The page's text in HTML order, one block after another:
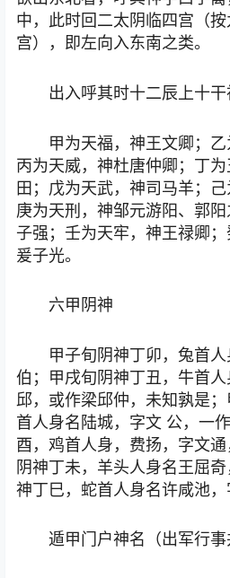
中，此时回二太阴临四宫（
宫），即左向入东南之类。
出入呼其时十二辰上十干
甲为天福，神王文卿；乙
丙为天威，神杜唐仲卿；丁
田；戊为天武，神司马羊；己
庚为天刑，神邹元游阳、郭
子强；壬为天牢，神王禄卿；
爰子光。
六甲阴神
甲子旬阴神丁卯，兔首
伯；甲戌旬阴神丁丑，牛首
邱，或作梁邱仲，未知孰是
首人身名陆城，字文 公，一
酉，鸡首人身，费扬，字文
阴神丁未，羊头人身名王屈
神丁巳，蛇首人身名许咸池，
遁甲门户神名（出军行事